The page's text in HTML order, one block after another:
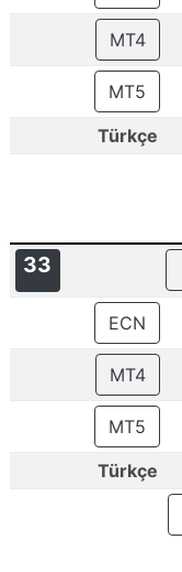
MT4
MT5
Türkçe
33
ECN
MT4
MT5
Türkçe